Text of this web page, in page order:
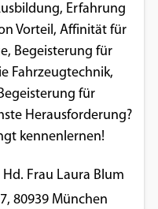
Erfahrung
Vorteil, Affinität für
Begeisterung für
Fahrzeugtechnik,
für
Herausforderung?
kennenlernen!
Hd. Frau Laura Blum
80939 München